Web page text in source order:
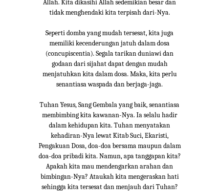
Allah. Kita dikasihi Allah sedemikian besar dan
tidak menghendaki kita terpisah dari-Nya.
Seperti domba yang mudah tersesat, kita juga
memiliki kecenderungan jatuh dalam dosa
(concupiscentia). Segala tarikan duniawi dan
godaan dari sijahat dapat dengan mudah
menjatuhkan kita dalam dosa. Maka, kita perlu
senantiasa waspada dan berjaga-jaga.
Tuhan Yesus, Sang Gembala yang baik, senantiasa
membimbing kita kawanan-Nya. Ia selalu hadir
dalam kehidupan kita. Tuhan menyatakan
kehadiran-Nya lewat Kitab Suci, Ekaristi,
Pengakuan Dosa, doa-doa bersama maupun dalam
doa-doa pribadi kita. Namun, apa tanggapan kita?
Apakah kita mau mendengarkan arahan dan
bimbingan-Nya? Ataukah kita mengeraskan hati
sehingga kita tersesat dan menjauh dari Tuhan?